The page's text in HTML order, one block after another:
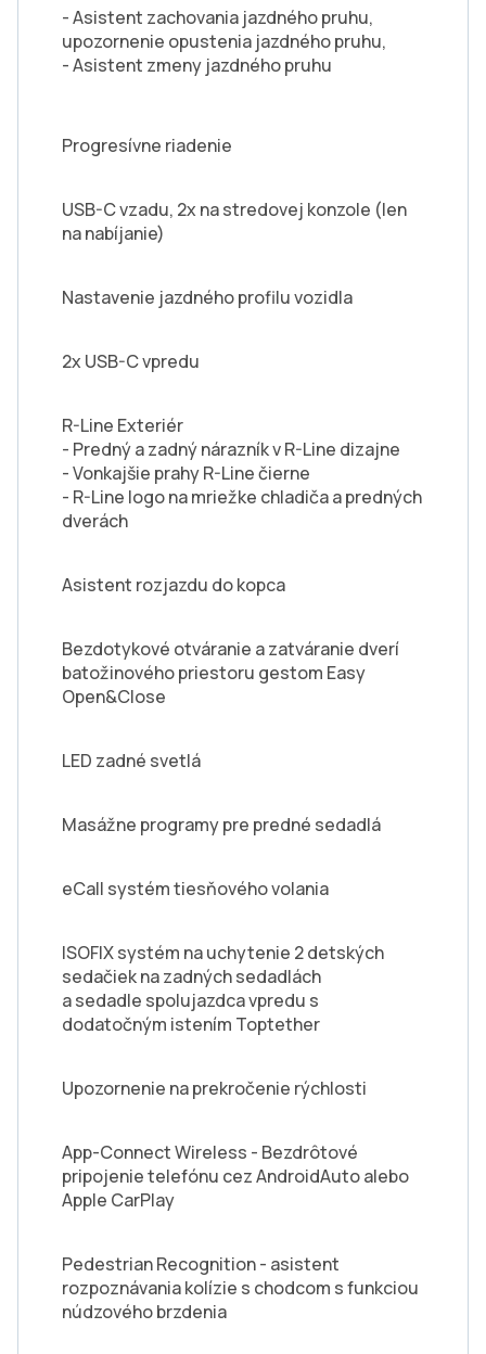
- Asistent zachovania jazdného pruhu,
upozornenie opustenia jazdného pruhu,
- Asistent zmeny jazdného pruhu
Progresívne riadenie
USB-C vzadu, 2x na stredovej konzole (len
na nabíjanie)
Nastavenie jazdného profilu vozidla
2x USB-C vpredu
R-Line Exteriér
- Predný a zadný nárazník v R-Line dizajne
- Vonkajšie prahy R-Line čierne
- R-Line logo na mriežke chladiča a predných
dverách
Asistent rozjazdu do kopca
Bezdotykové otváranie a zatváranie dverí
batožinového priestoru gestom Easy
Open&Close
LED zadné svetlá
Masážne programy pre predné sedadlá
eCall systém tiesňového volania
ISOFIX systém na uchytenie 2 detských
sedačiek na zadných sedadlách
a sedadle spolujazdca vpredu s
dodatočným istením Toptether
Upozornenie na prekročenie rýchlosti
App-Connect Wireless - Bezdrôtové
pripojenie telefónu cez AndroidAuto alebo
Apple CarPlay
Pedestrian Recognition - asistent
rozpoznávania kolízie s chodcom s funkciou
núdzového brzdenia